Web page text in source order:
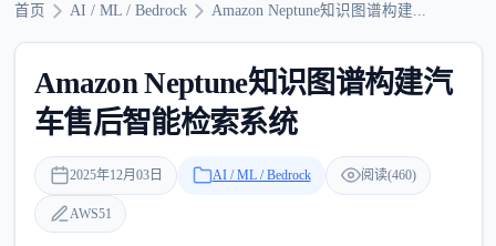
首页 AI / ML / Bedrock Amazon Neptune知识图谱构建...
Amazon Neptune知识图谱构建汽
车售后智能检索系统
2025年12月03日 AI / ML / Bedrock 阅读(460)
AWS51